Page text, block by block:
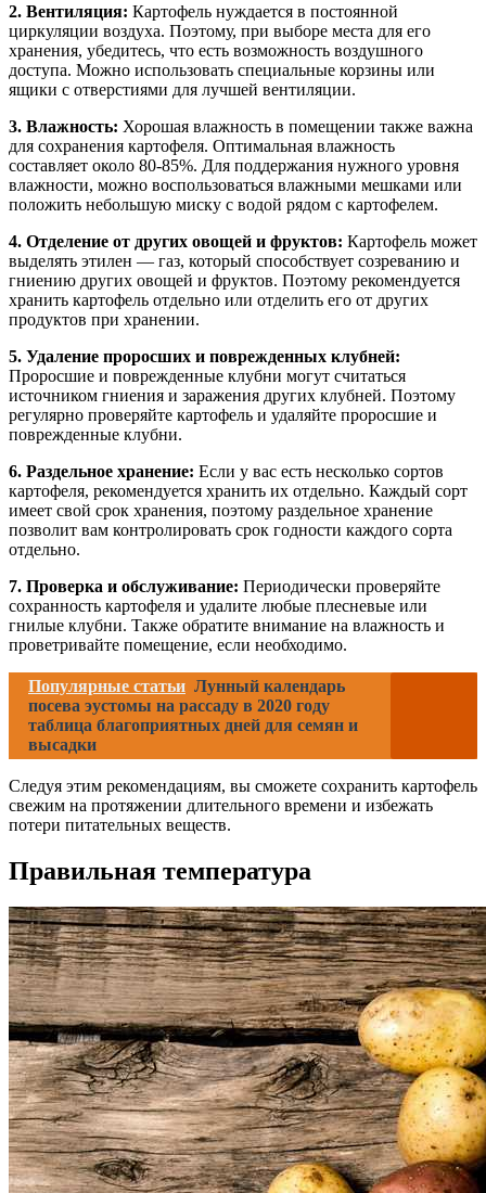
2. Вентиляция: Картофель нуждается в постоянной
циркуляции воздуха. Поэтому, при выборе места для его
хранения, убедитесь, что есть возможность воздушного
доступа. Можно использовать специальные корзины или
ящики с отверстиями для лучшей вентиляции.
3. Влажность: Хорошая влажность в помещении также важна
для сохранения картофеля. Оптимальная влажность
составляет около 80-85%. Для поддержания нужного уровня
влажности, можно воспользоваться влажными мешками или
положить небольшую миску с водой рядом с картофелем.
4. Отделение от других овощей и фруктов: Картофель может
выделять этилен — газ, который способствует созреванию и
гниению других овощей и фруктов. Поэтому рекомендуется
хранить картофель отдельно или отделить его от других
продуктов при хранении.
5. Удаление проросших и поврежденных клубней:
Проросшие и поврежденные клубни могут считаться
источником гниения и заражения других клубней. Поэтому
регулярно проверяйте картофель и удаляйте проросшие и
поврежденные клубни.
6. Раздельное хранение: Если у вас есть несколько сортов
картофеля, рекомендуется хранить их отдельно. Каждый сорт
имеет свой срок хранения, поэтому раздельное хранение
позволит вам контролировать срок годности каждого сорта
отдельно.
7. Проверка и обслуживание: Периодически проверяйте
сохранность картофеля и удалите любые плесневые или
гнилые клубни. Также обратите внимание на влажность и
проветривайте помещение, если необходимо.
Популярные статьи Лунный календарь
посева эустомы на рассаду в 2020 году
таблица благоприятных дней для семян и
высадки
Следуя этим рекомендациям, вы сможете сохранить картофель
свежим на протяжении длительного времени и избежать
потери питательных веществ.
Правильная температура